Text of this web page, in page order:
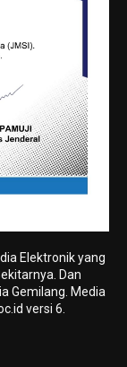
Elektronik yang
Dan
Gemilang. Media
versi 6.